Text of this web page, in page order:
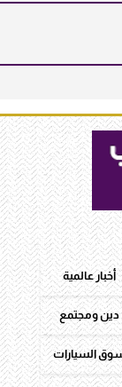
أخبار عالمية
دين ومجتمع
السيارات